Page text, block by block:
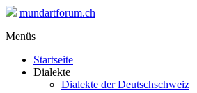
mundartforum.ch
Menüs
Startseite
Dialekte
Dialekte der Deutschschweiz